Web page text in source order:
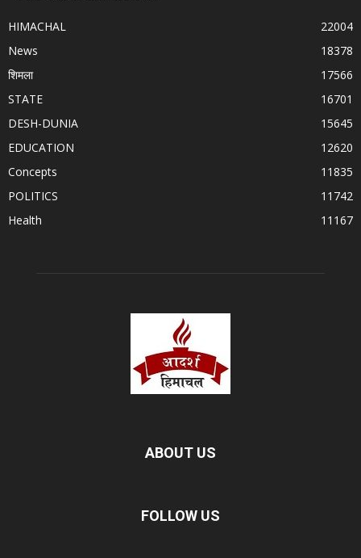
HIMACHAL
22004
News
18378
शिमला
17566
STATE
16701
DESH-DUNIA
15645
EDUCATION
12620
Concepts
11835
POLITICS
11742
Health
11167
ABOUT US
FOLLOW US